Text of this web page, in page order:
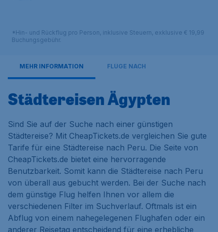
*Hin- und Rückflug pro Person, inklusive Steuern, exklusive € 19,99
Buchungsgebühr.
MEHR INFORMATION FLÜGE NACH
Städtereisen Ägypten
Sind Sie auf der Suche nach einer günstigen
Städtereise? Mit CheapTickets.de vergleichen Sie gute
Tarife für eine Städtereise nach Peru. Die Seite von
CheapTickets.de bietet eine hervorragende
Benutzbarkeit. Somit kann die Städtereise nach Peru
von überall aus gebucht werden. Bei der Suche nach
dem günstige Flug helfen Ihnen vor allem die
verschiedenen Filter im Suchverlauf. Oftmals ist ein
Abflug von einem nahegelegenen Flughafen oder ein
anderer Reisetag entscheidend für eine erhebliche